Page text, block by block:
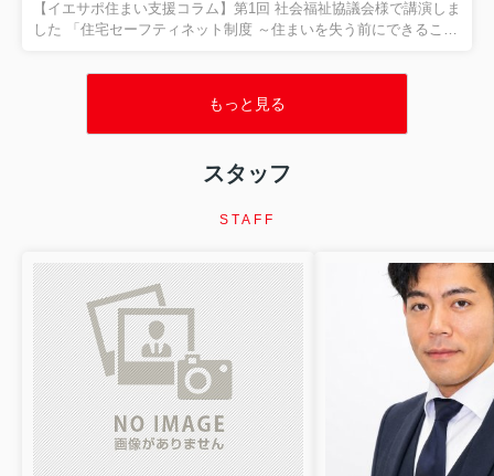
フティネット制度とは？ 「住まいに困る人」を地域全体で支える
制度です 「住宅セーフティネット制度」という言葉を...
【イエサポ住まい支援コラム】第1回 社会福祉協議会様で講演しま
した 「住宅セーフティネット制度 ～住まいを失う前にできること
「住宅セーフティネット制度 ～住まいを失う前にできること～」
クを抱えた方への支援や、地域で連携することの大切さについ
て、実際の現場で経験した事例を交えながらお話ししました。 今
た、 「住まいを失ってからではなく、住まいを失う前に相談する
もっと見る
スタッフ
STAFF